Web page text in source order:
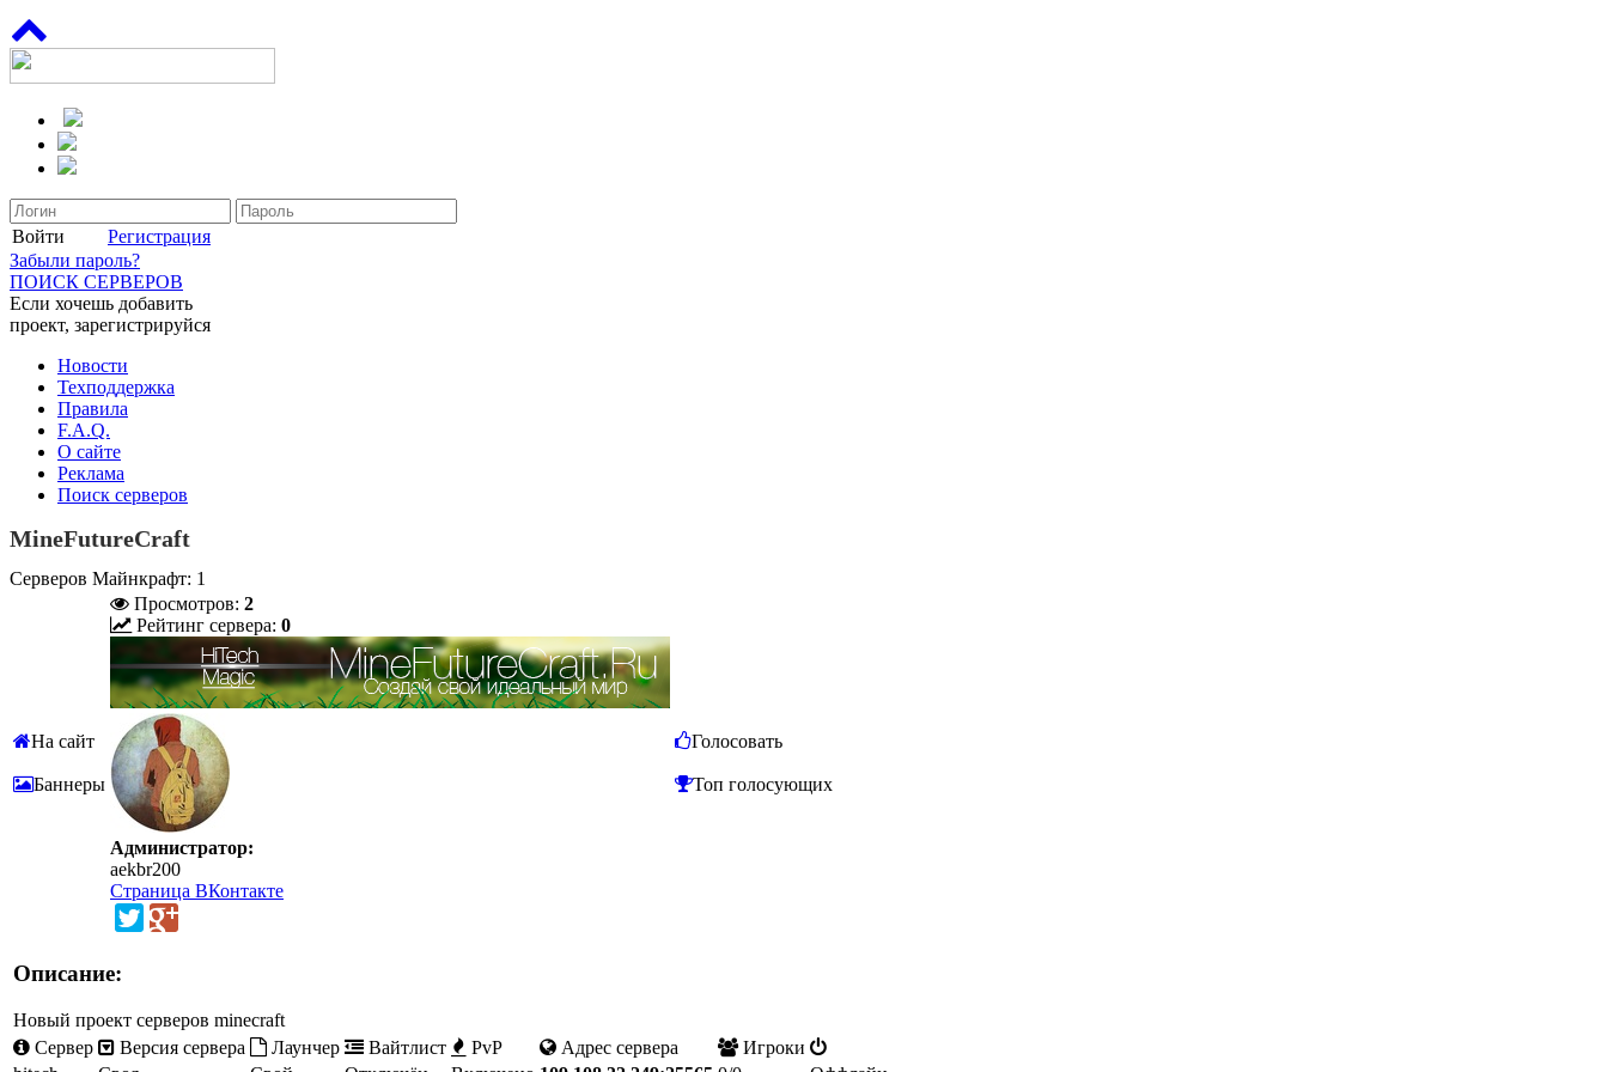
Войти
Регистрация
Забыли пароль?
ПОИСК СЕРВЕРОВ
Если хочешь добавить
проект, зарегистрируйся
Новости
Техподдержка
Правила
F.A.Q.
О сайте
Реклама
Поиск серверов
MineFutureCraft
Серверов Майнкрафт: 1
На сайт
Баннеры
Просмотров: 2
Рейтинг сервера: 0
Администратор:
aekbr200
Страница ВКонтакте
Голосовать
Топ голосующих
Описание:
Новый проект серверов minecraft
Сервер
Версия сервера Лаунчер Вайтлист PvP Адрес сервера
Игроки